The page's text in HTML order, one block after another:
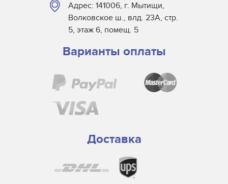
Адрес: 141006, г. Мытищи,
Волковское ш., влд. 23А, стр.
5, этаж 6, помещ. 5
Варианты оплаты
Доставка